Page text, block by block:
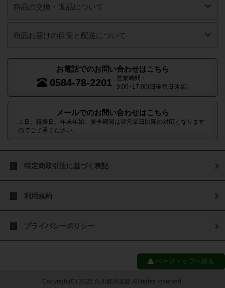
商品の交換・返品について
商品お届けの目安と配送について
お電話でのお問い合わせはこちら
0584-78-2201
営業時間：
9:00~17:00(日曜祝日休業)
メールでのお問い合わせはこちら
土日、祝祭日、年末年始、夏季期間は翌営業日以降の対応となります
のでご了承ください。
特定商取引法に基づく表記
利用規約
プライバシーポリシー
ページトップへ戻る
Copyright(C) 2026 白川郷倶楽部 All rights reserved.